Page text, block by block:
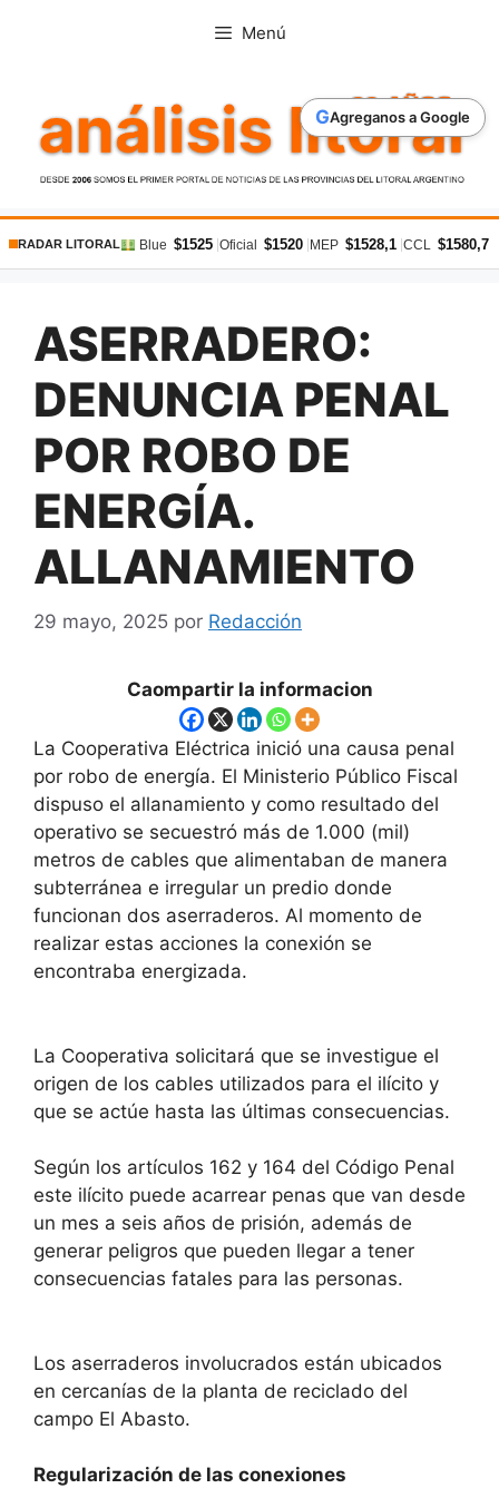
GAgreganos a Google
Menú
RADAR LITORAL Blue $1525 Oficial $1520 MEP $1528,1 CCL $1580,7
ASERRADERO:
DENUNCIA PENAL
POR ROBO DE
ENERGÍA.
ALLANAMIENTO
29 mayo, 2025 por Redacción
Caompartir la informacion
La Cooperativa Eléctrica inició una causa penal
por robo de energía. El Ministerio Público Fiscal
dispuso el allanamiento y como resultado del
operativo se secuestró más de 1.000 (mil)
metros de cables que alimentaban de manera
subterránea e irregular un predio donde
funcionan dos aserraderos. Al momento de
realizar estas acciones la conexión se
encontraba energizada.
La Cooperativa solicitará que se investigue el
origen de los cables utilizados para el ilícito y
que se actúe hasta las últimas consecuencias.
Según los artículos 162 y 164 del Código Penal
este ilícito puede acarrear penas que van desde
un mes a seis años de prisión, además de
generar peligros que pueden llegar a tener
consecuencias fatales para las personas.
Los aserraderos involucrados están ubicados
en cercanías de la planta de reciclado del
campo El Abasto.
Regularización de las conexiones